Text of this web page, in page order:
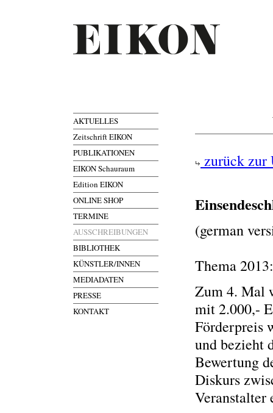
AKTUELLES
Zeitschrift EIKON
PUBLIKATIONEN
EIKON Schauraum
Edition EIKON
ONLINE SHOP
TERMINE
AUSSCHREIBUNGEN
BIBLIOTHEK
KÜNSTLER/INNEN
MEDIADATEN
PRESSE
KONTAKT
zurück zur
(german
Thema
Zum 4. Mal
mit 2.000,-
Förderpreis
und bezieht
Bewertung
Diskurs
Veranstalter